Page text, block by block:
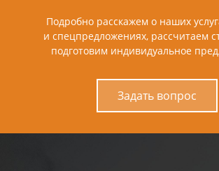
Подробно расскажем о наших
и спецпредложениях, рассчитаем
подготовим индивидуальное
Задать вопрос